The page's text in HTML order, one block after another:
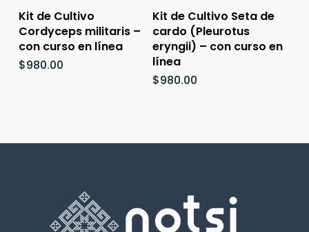
Añadir Al Carrito
Kit de Cultivo
Cordyceps militaris –
con curso en línea
$980.00
Añadir Al Carrito
Kit de Cultivo Seta de
cardo (Pleurotus
eryngii) – con curso en
línea
$980.00